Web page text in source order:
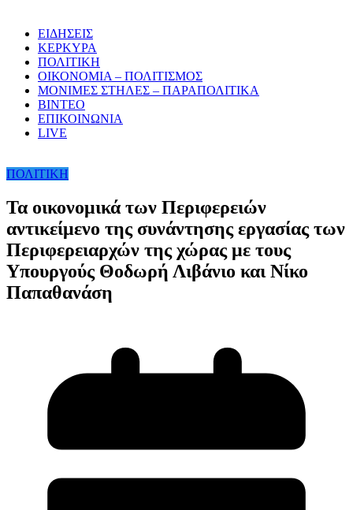
ΕΙΔΗΣΕΙΣ
ΚΕΡΚΥΡΑ
ΠΟΛΙΤΙΚΗ
ΟΙΚΟΝΟΜΙΑ – ΠΟΛΙΤΙΣΜΟΣ
ΜΟΝΙΜΕΣ ΣΤΗΛΕΣ – ΠΑΡΑΠΟΛΙΤΙΚΑ
ΒΙΝΤΕΟ
ΕΠΙΚΟΙΝΩΝΙΑ
LIVE
ΠΟΛΙΤΙΚΗ
Τα οικονομικά των Περιφερειών
αντικείμενο της συνάντησης εργασίας των
Περιφερειαρχών της χώρας με τους
Υπουργούς Θοδωρή Λιβάνιο και Νίκο
Παπαθανάση